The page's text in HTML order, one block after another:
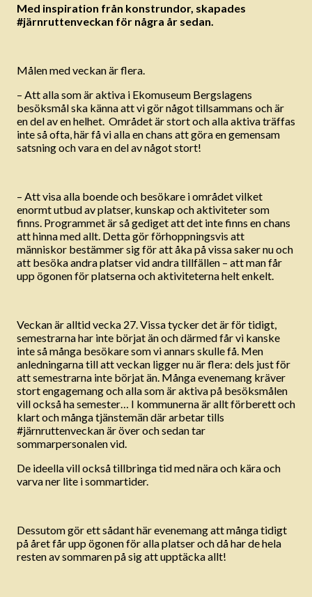
Med inspiration från konstrundor, skapades
#järnruttenveckan för några år sedan.
Målen med veckan är flera.
– Att alla som är aktiva i Ekomuseum Bergslagens
besöksmål ska känna att vi gör något tillsammans och är
en del av en helhet. Området är stort och alla aktiva träffas
inte så ofta, här få vi alla en chans att göra en gemensam
satsning och vara en del av något stort!
– Att visa alla boende och besökare i området vilket
enormt utbud av platser, kunskap och aktiviteter som
finns. Programmet är så gediget att det inte finns en chans
att hinna med allt. Detta gör förhoppningsvis att
människor bestämmer sig för att åka på vissa saker nu och
att besöka andra platser vid andra tillfällen – att man får
upp ögonen för platserna och aktiviteterna helt enkelt.
Veckan är alltid vecka 27. Vissa tycker det är för tidigt,
semestrarna har inte börjat än och därmed får vi kanske
inte så många besökare som vi annars skulle få. Men
anledningarna till att veckan ligger nu är flera: dels just för
att semestrarna inte börjat än. Många evenemang kräver
stort engagemang och alla som är aktiva på besöksmålen
vill också ha semester… I kommunerna är allt förberett och
klart och många tjänstemän där arbetar tills
#järnruttenveckan är över och sedan tar
sommarpersonalen vid.
De ideella vill också tillbringa tid med nära och kära och
varva ner lite i sommartider.
Dessutom gör ett sådant här evenemang att många tidigt
på året får upp ögonen för alla platser och då har de hela
resten av sommaren på sig att upptäcka allt!